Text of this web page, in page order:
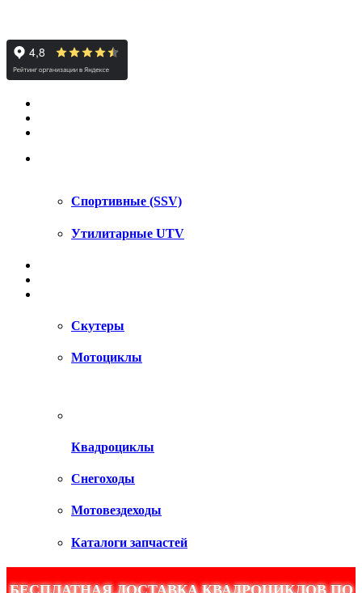
Спортивные (SSV)
Утилитарные UTV
Скутеры
Мотоциклы
Квадроциклы
Снегоходы
Мотовездеходы
Каталоги запчастей
БЕСПЛАТНАЯ ДОСТАВКА КВАДРОЦИКЛОВ ПО